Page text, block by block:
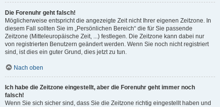
Die Forenuhr geht falsch!
Möglicherweise entspricht die angezeigte Zeit nicht Ihrer eigenen Zeitzone. In
diesem Fall sollten Sie im „Persönlichen Bereich“ die für Sie passende
Zeitzone (Mitteleuropäische Zeit, ...) festlegen. Die Zeitzone kann dabei nur
von registrierten Benutzern geändert werden. Wenn Sie noch nicht registriert
sind, ist dies ein guter Grund, dies jetzt zu tun.
Nach oben
Ich habe die Zeitzone eingestellt, aber die Forenuhr geht immer noch
falsch!
Wenn Sie sich sicher sind, dass Sie die Zeitzone richtig eingestellt haben und